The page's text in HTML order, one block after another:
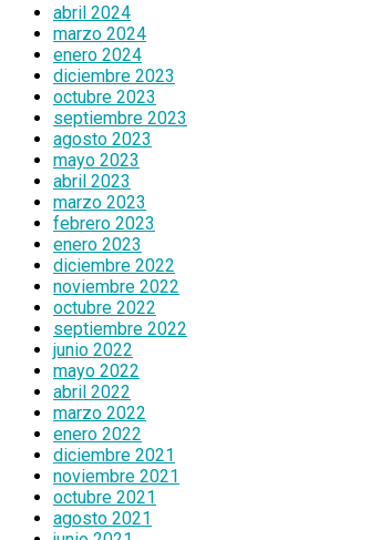
abril 2024
marzo 2024
enero 2024
diciembre 2023
octubre 2023
septiembre 2023
agosto 2023
mayo 2023
abril 2023
marzo 2023
febrero 2023
enero 2023
diciembre 2022
noviembre 2022
octubre 2022
septiembre 2022
junio 2022
mayo 2022
abril 2022
marzo 2022
enero 2022
diciembre 2021
noviembre 2021
octubre 2021
agosto 2021